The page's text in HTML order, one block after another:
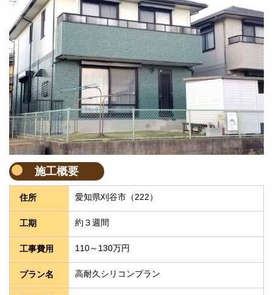
施工概要
住所 愛知県刈谷市（222）
工期 約３週間
工事費用 110～130万円
プラン名 高耐久シリコンプラン